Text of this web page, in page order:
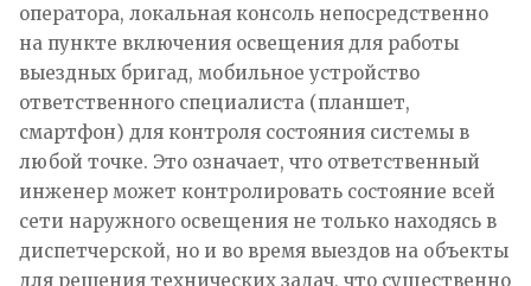
оператора, локальная консоль непосредственно
на пункте включения освещения для работы
выездных бригад, мобильное устройство
ответственного специалиста (планшет,
смартфон) для контроля состояния системы в
любой точке. Это означает, что ответственный
инженер может контролировать состояние всей
сети наружного освещения не только находясь в
диспетчерской, но и во время выездов на объекты
для решения технических задач, что существенно